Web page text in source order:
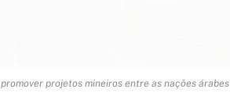
projetos mineiros entre as nações árabes